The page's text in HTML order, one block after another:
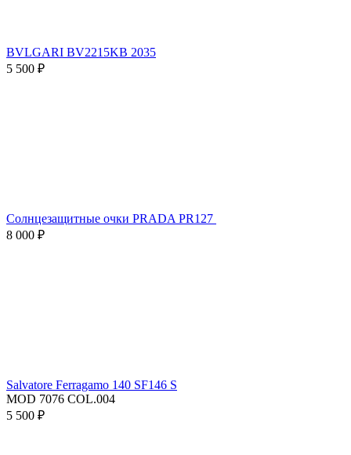
BVLGARI BV2215KB 2035
5 500 ₽
Солнцезащитные очки PRADA PR127
8 000 ₽
Salvatore Ferragamo 140 SF146 S
MOD 7076 COL.004
5 500 ₽